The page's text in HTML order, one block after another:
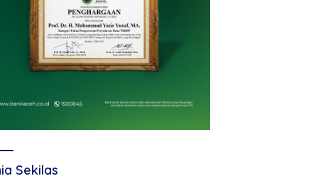
Sekilas